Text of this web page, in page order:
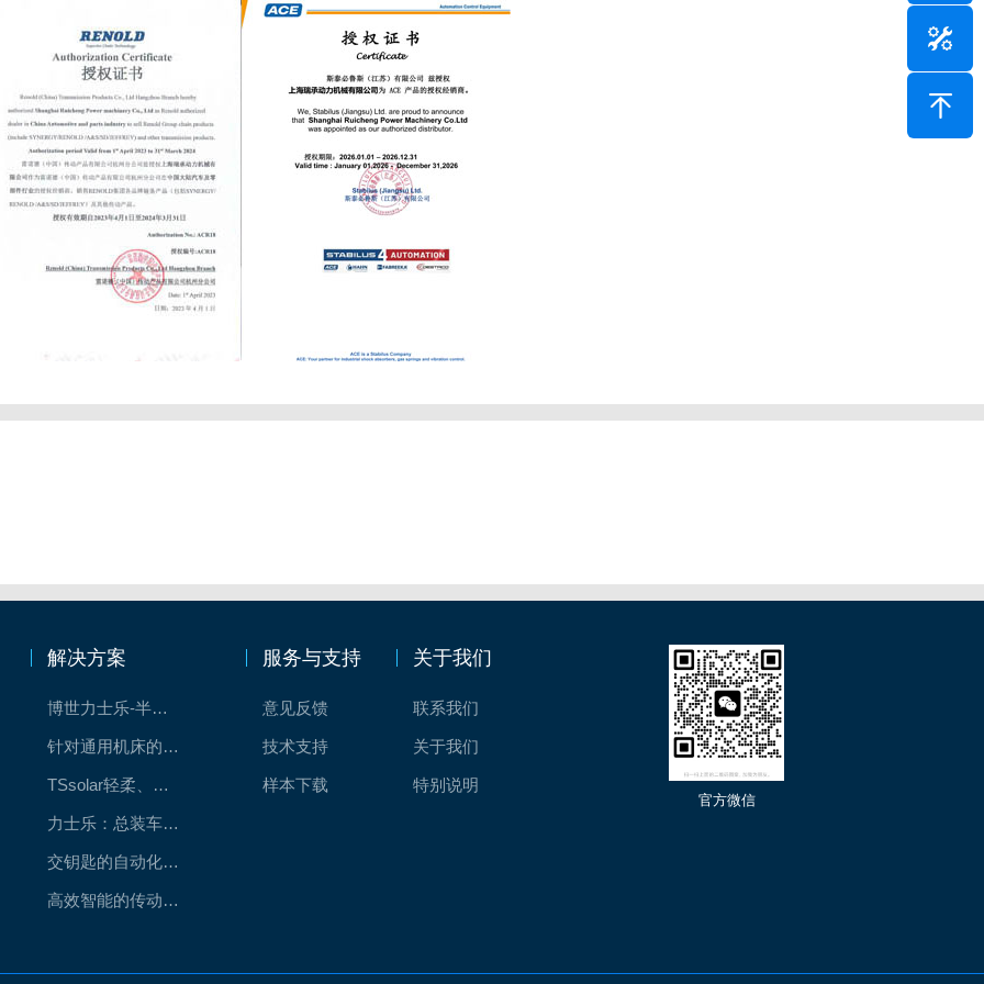
解决方案
博世力士乐-半导体工业的自动控制解决方案
针对通用机床的CNC系统解决方案
TSsolar轻柔、洁净、高效而理想的太阳能模块生产系统
力士乐：总装车间自动化合作伙伴
交钥匙的自动化解决方案
高效智能的传动与控制系统-金属切割机床
服务与支持
意见反馈
技术支持
样本下载
关于我们
联系我们
关于我们
特别说明
官方微信